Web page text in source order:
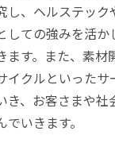
し、ヘルステッ
しての強みを活
ます。また、素材
イクルといったサ
き、お客さまや社
いきます。